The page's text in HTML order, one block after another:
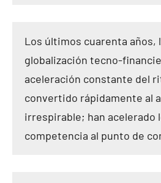
Los últimos cuarenta años,
globalización tecno-
aceleración constante del
convertido rápidamente al
irrespirable; han acelerado
competencia al punto de